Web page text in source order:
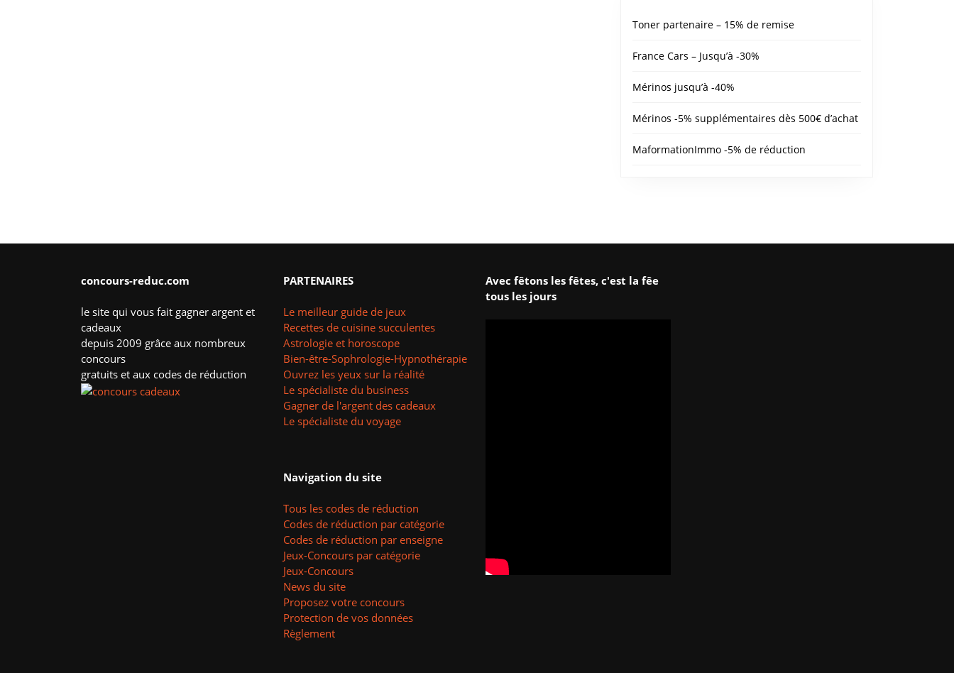
Toner partenaire – 15% de remise
France Cars – Jusqu’à -30%
Mérinos jusqu’à -40%
Mérinos -5% supplémentaires dès 500€ d’achat
MaformationImmo -5% de réduction
concours-reduc.com
le site qui vous fait gagner argent et
cadeaux
depuis 2009 grâce aux nombreux
concours
gratuits et aux codes de réduction
PARTENAIRES
Le meilleur guide de jeux
Recettes de cuisine succulentes
Astrologie et horoscope
Bien-être-Sophrologie-Hypnothérapie
Ouvrez les yeux sur la réalité
Le spécialiste du business
Gagner de l'argent des cadeaux
Le spécialiste du voyage
Navigation du site
Tous les codes de réduction
Codes de réduction par catégorie
Codes de réduction par enseigne
Jeux-Concours par catégorie
Jeux-Concours
News du site
Proposez votre concours
Protection de vos données
Règlement
Avec fêtons les fêtes, c'est la fêe
tous les jours